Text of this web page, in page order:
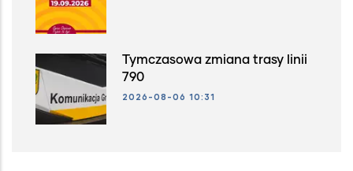
Tymczasowa zmiana trasy linii
790
2026-08-06 10:31